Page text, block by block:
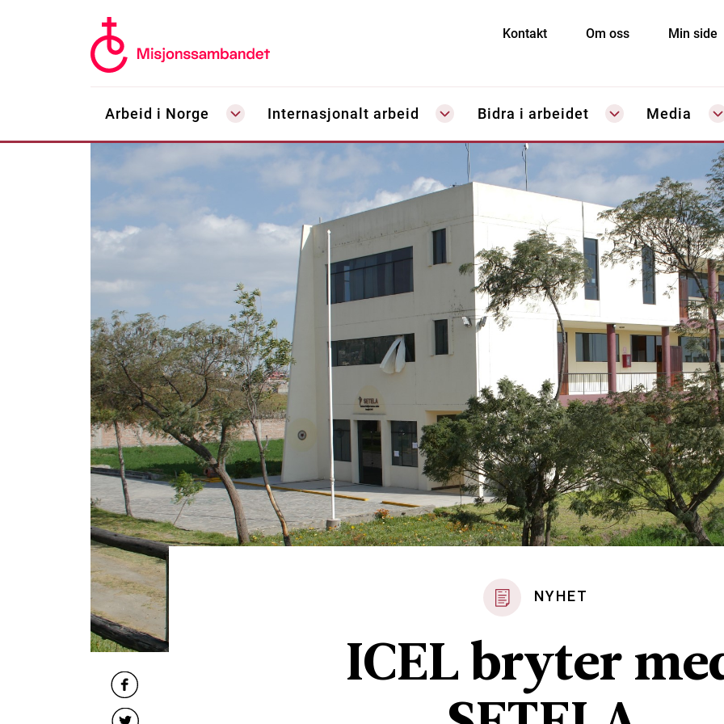
Kontakt Om oss Min side
Arbeid i Norge Internasjonalt arbeid Bidra i arbeidet Media
NYHET
ICEL bryter